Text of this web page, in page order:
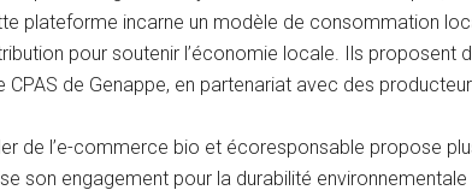
plateforme incarne un modèle de consommation
pour soutenir l’économie locale. Ils proposent
de Genappe, en partenariat avec des
de l’e-commerce bio et écoresponsable propose
son engagement pour la durabilité